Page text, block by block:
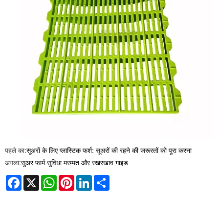
पहले का:सूअरों के लिए प्लास्टिक फर्श: सूअरों की रहने की जरूरतों को पूरा करना
अगला:सुअर फार्म सुविधा मरम्मत और रखरखाव गाइड
Facebook
X WhatsAppPinterestLinkedIn